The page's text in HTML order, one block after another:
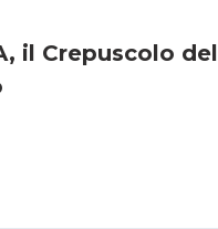
il Crepuscolo del